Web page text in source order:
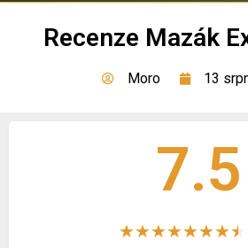
Recenze Mazák
Moro 13
7.5
★★★★★★★★